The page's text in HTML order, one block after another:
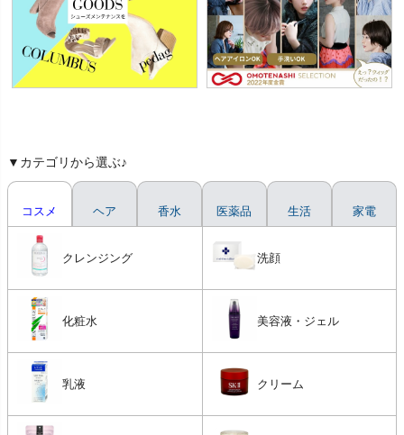
▼カテゴリから選ぶ♪
コスメ
クレンジング 洗顔
化粧水 美容液・ジェル
乳液 クリーム
ヘア 香水 医薬品 生活 家電